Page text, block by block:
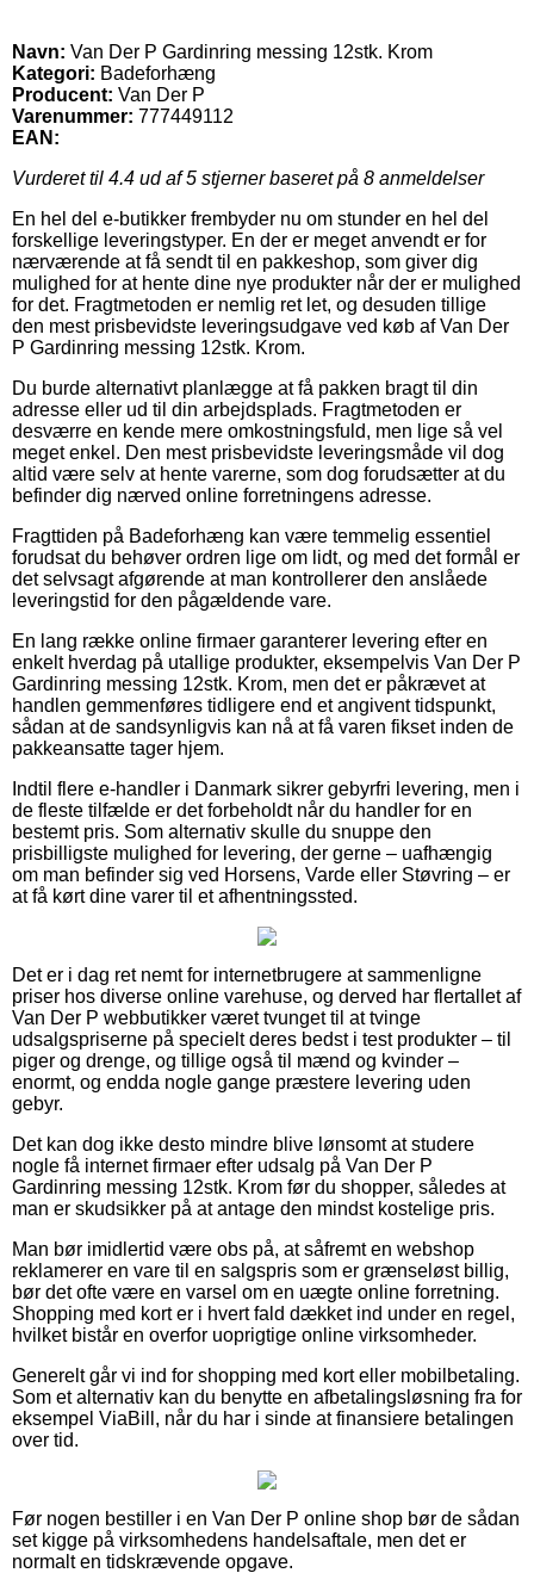
Navn: Van Der P Gardinring messing 12stk. Krom
Kategori: Badeforhæng
Producent: Van Der P
Varenummer: 777449112
EAN:
Vurderet til 4.4 ud af 5 stjerner baseret på 8 anmeldelser
En hel del e-butikker frembyder nu om stunder en hel del
forskellige leveringstyper. En der er meget anvendt er for
nærværende at få sendt til en pakkeshop, som giver dig
mulighed for at hente dine nye produkter når der er mulighed
for det. Fragtmetoden er nemlig ret let, og desuden tillige
den mest prisbevidste leveringsudgave ved køb af Van Der
P Gardinring messing 12stk. Krom.
Du burde alternativt planlægge at få pakken bragt til din
adresse eller ud til din arbejdsplads. Fragtmetoden er
desværre en kende mere omkostningsfuld, men lige så vel
meget enkel. Den mest prisbevidste leveringsmåde vil dog
altid være selv at hente varerne, som dog forudsætter at du
befinder dig nærved online forretningens adresse.
Fragttiden på Badeforhæng kan være temmelig essentiel
forudsat du behøver ordren lige om lidt, og med det formål er
det selvsagt afgørende at man kontrollerer den anslåede
leveringstid for den pågældende vare.
En lang række online firmaer garanterer levering efter en
enkelt hverdag på utallige produkter, eksempelvis Van Der P
Gardinring messing 12stk. Krom, men det er påkrævet at
handlen gemmenføres tidligere end et angivent tidspunkt,
sådan at de sandsynligvis kan nå at få varen fikset inden de
pakkeansatte tager hjem.
Indtil flere e-handler i Danmark sikrer gebyrfri levering, men i
de fleste tilfælde er det forbeholdt når du handler for en
bestemt pris. Som alternativ skulle du snuppe den
prisbilligste mulighed for levering, der gerne – uafhængig
om man befinder sig ved Horsens, Varde eller Støvring – er
at få kørt dine varer til et afhentningssted.
Det er i dag ret nemt for internetbrugere at sammenligne
priser hos diverse online varehuse, og derved har flertallet af
Van Der P webbutikker været tvunget til at tvinge
udsalgspriserne på specielt deres bedst i test produkter – til
piger og drenge, og tillige også til mænd og kvinder –
enormt, og endda nogle gange præstere levering uden
gebyr.
Det kan dog ikke desto mindre blive lønsomt at studere
nogle få internet firmaer efter udsalg på Van Der P
Gardinring messing 12stk. Krom før du shopper, således at
man er skudsikker på at antage den mindst kostelige pris.
Man bør imidlertid være obs på, at såfremt en webshop
reklamerer en vare til en salgspris som er grænseløst billig,
bør det ofte være en varsel om en uægte online forretning.
Shopping med kort er i hvert fald dækket ind under en regel,
hvilket bistår en overfor uoprigtige online virksomheder.
Generelt går vi ind for shopping med kort eller mobilbetaling.
Som et alternativ kan du benytte en afbetalingsløsning fra for
eksempel ViaBill, når du har i sinde at finansiere betalingen
over tid.
Før nogen bestiller i en Van Der P online shop bør de sådan
set kigge på virksomhedens handelsaftale, men det er
normalt en tidskrævende opgave.